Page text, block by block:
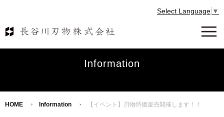
Select Language ▼
Information
HOME Information 【イベント】刃物特価販売開催します！！